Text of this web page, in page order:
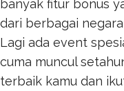
banyak fitur bonus
dari berbagai
Lagi ada event
cuma muncul
terbaik kamu dan